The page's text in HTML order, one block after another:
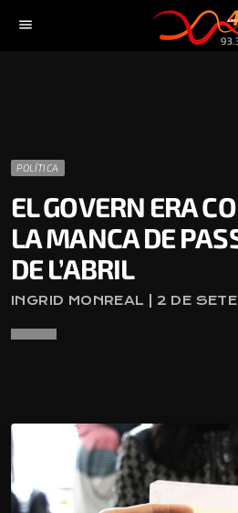
menu
POLÍTICA
EL GOVERN ERA
LA MANCA DE
DE L’ABRIL
INGRID MONREAL | 2 DE